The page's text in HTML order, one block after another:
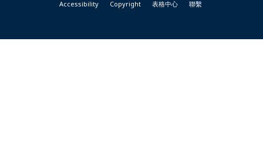
Accessibility Copyright 表格中心 聯繫